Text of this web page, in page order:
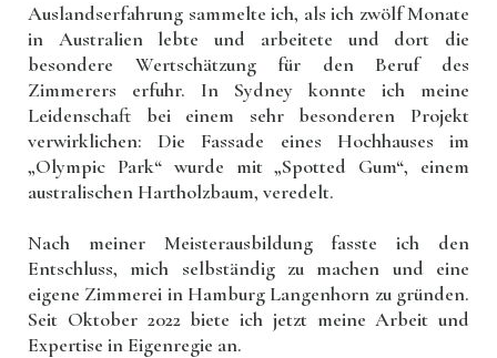
Auslandserfahrung sammelte ich, als ich zwölf Monate
in Australien lebte und arbeitete und dort die
besondere Wertschätzung für den Beruf des
Zimmerers erfuhr. In Sydney konnte ich meine
Leidenschaft bei einem sehr besonderen Projekt
verwirklichen: Die Fassade eines Hochhauses im
„Olympic Park“ wurde mit „Spotted Gum“, einem
australischen Hartholzbaum, veredelt.
Nach meiner Meisterausbildung fasste ich den
Entschluss, mich selbständig zu machen und eine
eigene Zimmerei in Hamburg Langenhorn zu gründen.
Seit Oktober 2022 biete ich jetzt meine Arbeit und
Expertise in Eigenregie an.